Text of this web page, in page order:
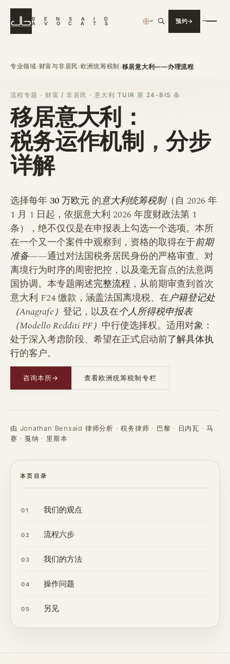
B E N S A I
D
A
V O C A T S › 预约
专业领域›财富与非居民 ›欧洲统筹税制 ›移居意大利——办理流程
流程专题 · 财富 / 非居民 · 意大利 TUIR 第 24-BIS 条
移居意大利：
税务运作机制，分步
详解
选择每年 30 万欧元 的意大利统筹税制（自 2026 年
1 月 1 日起，依据意大利 2026 年度财政法第 1
条），绝不仅仅是在申报表上勾选一个选项。本所
在一个又一个案件中观察到，资格的取得在于前期
准备——通过对法国税务居民身份的严格审查、对
离境行为时序的周密把控，以及毫无盲点的法意两
国协调。本专题阐述完整流程 ，从前期审查到首次
意大利 F24 缴款，涵盖法国离境税、在户籍登记处
（Anagrafe） 登记，以及在个人所得税申报表
（Modello Redditi PF） 中行使选择权。适用对象：
处于深入考虑阶段、希望在正式启动前了解具体执
行的客户。
咨询本所→ 查看欧洲统筹税制专栏
由 Jonathan Bensaid 律师分析 · 税务律师 · 巴黎 · 日内瓦 · 马
赛 · 戛纳 · 里斯本
本页目录
01 我们的观点
02 流程六步
03 我们的方法
04 操作问题
05 另见